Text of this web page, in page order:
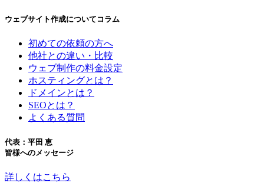
ウェブサイト作成についてコラム
初めての依頼の方へ
他社との違い・比較
ウェブ制作の料金設定
ホスティングとは？
ドメインとは？
SEOとは？
よくある質問
代表：平田 恵
皆様へのメッセージ
詳しくはこちら